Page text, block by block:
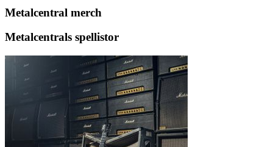
Metalcentral merch
Metalcentrals spellistor